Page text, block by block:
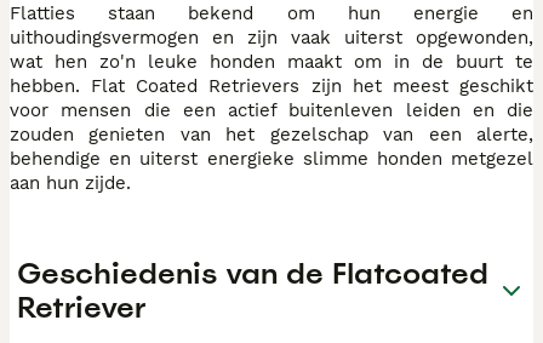
Flatties staan bekend om hun energie en
uithoudingsvermogen en zijn vaak uiterst opgewonden,
wat hen zo'n leuke honden maakt om in de buurt te
hebben. Flat Coated Retrievers zijn het meest geschikt
voor mensen die een actief buitenleven leiden en die
zouden genieten van het gezelschap van een alerte,
behendige en uiterst energieke slimme honden metgezel
aan hun zijde.
Geschiedenis van de Flatcoated
Retriever